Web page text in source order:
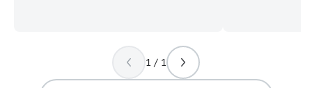
momenteel in de thuiszorg werk en mijn
weken vol zitten, wil ik bij Rover graag
meer tijd besteden aan honden. Het
spelen,
1 / 1